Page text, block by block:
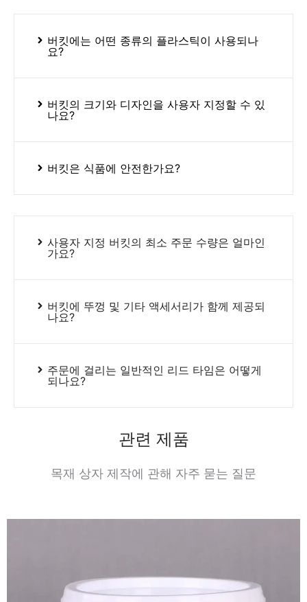
버킷에는 어떤 종류의 플라스틱이 사용되나
요?
버킷의 크기와 디자인을 사용자 지정할 수 있
나요?
버킷은 식품에 안전한가요?
사용자 지정 버킷의 최소 주문 수량은 얼마인
가요?
버킷에 뚜껑 및 기타 액세서리가 함께 제공되
나요?
주문에 걸리는 일반적인 리드 타임은 어떻게
되나요?
관련 제품
목재 상자 제작에 관해 자주 묻는 질문